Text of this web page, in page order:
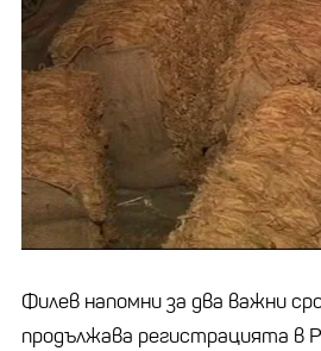
Филев напомни за два важни
продължава регистрацията в